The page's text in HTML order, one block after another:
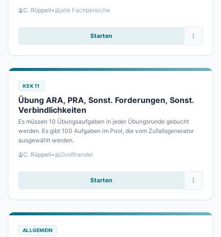
C. Rüppell• alle Fachbereiche
Starten
KSK 11
Übung ARA, PRA, Sonst. Forderungen, Sonst.
Verbindlichkeiten
Es müssen 10 Übungsaufgaben in jeder Übungsrunde gebucht
werden. Es gibt 100 Aufgaben im Pool, die vom Zufallsgenerator
ausgewählt werden.
C. Rüppell• Großhandel
Starten
ALLGEMEIN